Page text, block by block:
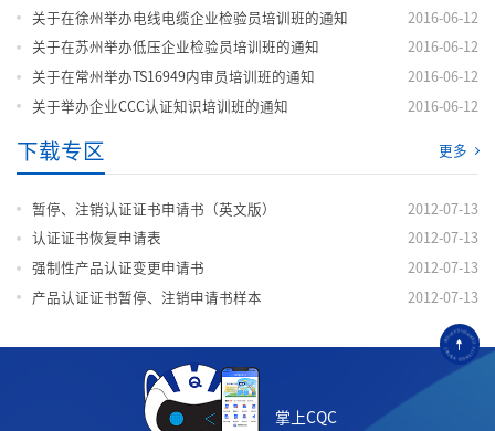
关于在徐州举办电线电缆企业检验员培训班的通知 2016-06-12
关于在苏州举办低压企业检验员培训班的通知 2016-06-12
关于在常州举办TS16949内审员培训班的通知 2016-06-12
关于举办企业CCC认证知识培训班的通知 2016-06-12
下载专区 更多
暂停、注销认证证书申请书（英文版） 2012-07-13
认证证书恢复申请表 2012-07-13
强制性产品认证变更申请书 2012-07-13
产品认证证书暂停、注销申请书样本 2012-07-13
掌上CQC